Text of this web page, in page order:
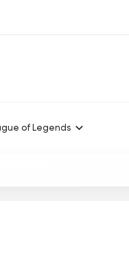
of Legends